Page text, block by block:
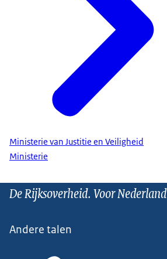
Ministerie van Justitie en Veiligheid
Ministerie
De Rijksoverheid. Voor Nederland
Andere talen